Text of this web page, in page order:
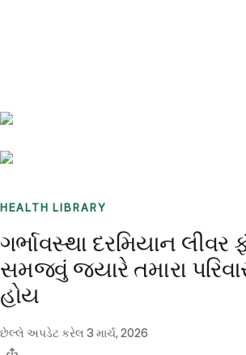
HEALTH LIBRARY
ગર્ભાવસ્થા દરમિયાન
સમજવું જ્યારે તમારા
હોય
છેલ્લે અપડેટ કરેલ 3 માર્ચ, 2026